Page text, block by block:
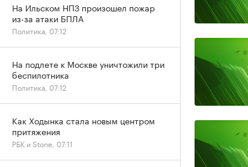
На Ильском НПЗ произошел пожар
из-за атаки БПЛА
Политика, 07:12
На подлете к Москве уничтожили три
беспилотника
Политика, 07:12
Как Ходынка стала новым центром
притяжения
РБК и Stone, 07:11